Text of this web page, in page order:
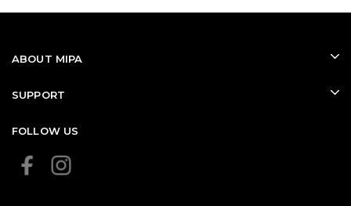
ABOUT MIPA
SUPPORT
FOLLOW US